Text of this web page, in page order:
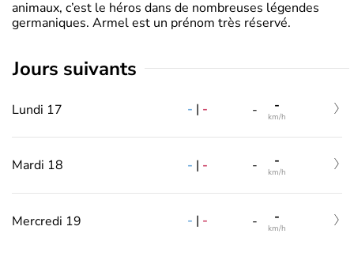
animaux, c’est le héros dans de nombreuses légendes
germaniques. Armel est un prénom très réservé.
jours suivants
Lundi 17 - | - - -
km/h
Mardi 18 - | - - -
km/h
Mercredi 19 - | - - -
km/h